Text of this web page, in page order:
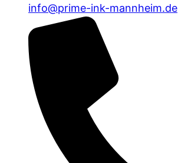
info@prime-ink-mannheim.de